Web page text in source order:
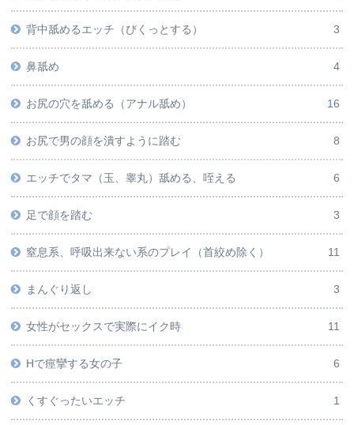
背中舐めるエッチ（びくっとする） 3
鼻舐め 4
お尻の穴を舐める（アナル舐め） 16
お尻で男の顔を潰すように踏む 8
エッチでタマ（玉、睾丸）舐める、咥える 6
足で顔を踏む 3
窒息系、呼吸出来ない系のプレイ（首絞め除く） 11
まんぐり返し 3
女性がセックスで実際にイク時 11
Hで痙攣する女の子 6
くすぐったいエッチ 1